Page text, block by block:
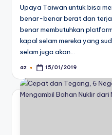
Upaya Taiwan untuk bisa
benar-benar berat dan
benar membutuhkan
kapal selam mereka yang
selam juga akan…
Posted
az 15/01/2019